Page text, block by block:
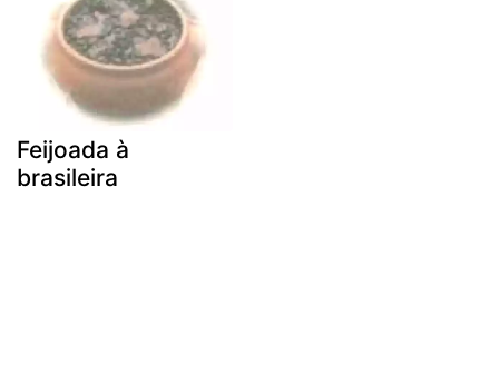
Feijoada à
brasileira